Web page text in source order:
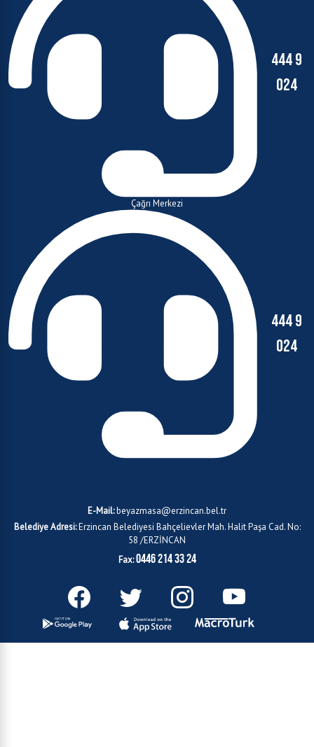
444 9
024
Çağrı Merkezi
444 9
024
E-Mail:beyazmasa@erzincan.bel.tr
Belediye Adresi:Erzincan Belediyesi Bahçelievler Mah. Halit Paşa Cad. No:
58 /ERZİNCAN
Fax:0446 214 33 24